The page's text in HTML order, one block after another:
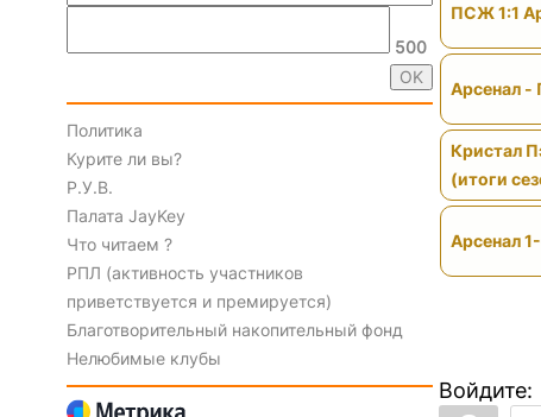
500
Политика
Курите ли вы?
Р.У.В.
Палата JayKey
Что читаем ?
РПЛ (активность участников
приветствуется и премируется)
Благотворительный накопительный фонд
Нелюбимые клубы
ПСЖ 1:1
Арсенал -
Кристал
(итоги
Арсенал
Войдите: